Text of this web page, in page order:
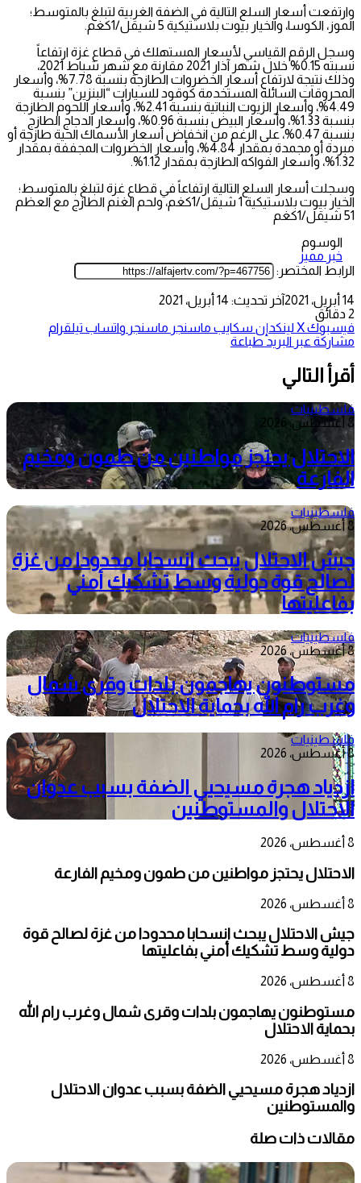
وارتفعت أسعار السلع التالية في الضفة الغربية لتبلغ بالمتوسط؛
الموز، الكوسا، والخيار بيوت بلاستيكية 5 شيقل/1كغم.
وسجل الرقم القياسي لأسعار المستهلك في قطاع غزة ارتفاعاً
نسبته 0.15% خلال شهر آذار 2021 مقارنة مع شهر شباط 2021،
وذلك نتيجة لارتفاع أسعار الخضروات الطازجة بنسبة 7.78%، وأسعار
المحروقات السائلة المستخدمة كوقود للسيارات “البنزين” بنسبة
4.49%، وأسعار الزيوت النباتية بنسبة 2.41%، وأسعار اللحوم الطازجة
بنسبة 1.33%، وأسعار البيض بنسبة 0.96%، وأسعار الدجاج الطازج
بنسبة 0.47%، على الرغم من انخفاض أسعار الأسماك الحية طازجة أو
مبردة أو مجمدة بمقدار 4.84%، وأسعار الخضروات المجففة بمقدار
1.32%، وأسعار الفواكه الطازجة بمقدار 1.12%.
وسجلت أسعار السلع التالية ارتفاعاً في قطاع غزة لتبلغ بالمتوسط؛
الخيار بيوت بلاستيكية 1 شيقل/1كغم، ولحم الغنم الطازج مع العظم
51 شيقل/1كغم
الوسوم
خبر مميز
الرابط المختصر:
14 أبريل، 2021
آخر تحديث: 14 أبريل، 2021
2 دقائق
فيسبوك‫Xلينكدإن سكايب ماسنجر ماسنجر واتساب تيلقرام
مشاركة عبر البريد طباعة
أقرأ التالي
فلسطينيات
8 أغسطس، 2026
الاحتلال يحتجز مواطنين من طمون ومخيم
الفارعة
فلسطينيات
8 أغسطس، 2026
جيش الاحتلال يبحث انسحابا محدودا من غزة
لصالح قوة دولية وسط تشكيك أمني
بفاعليتها
فلسطينيات
8 أغسطس، 2026
مستوطنون يهاجمون بلدات وقرى شمال
وغرب رام الله بحماية الاحتلال
فلسطينيات
8 أغسطس، 2026
ازدياد هجرة مسيحيي الضفة بسبب عدوان
الاحتلال والمستوطنين
8 أغسطس، 2026
الاحتلال يحتجز مواطنين من طمون ومخيم الفارعة
8 أغسطس، 2026
جيش الاحتلال يبحث انسحابا محدودا من غزة لصالح قوة
دولية وسط تشكيك أمني بفاعليتها
8 أغسطس، 2026
مستوطنون يهاجمون بلدات وقرى شمال وغرب رام الله
بحماية الاحتلال
8 أغسطس، 2026
ازدياد هجرة مسيحيي الضفة بسبب عدوان الاحتلال
والمستوطنين
مقالات ذات صلة